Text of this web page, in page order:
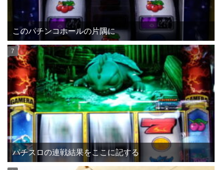
このパチンコホールの片隅に
パチスロの連戦結果をここに記する